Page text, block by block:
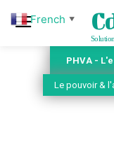
PHVA -
Le pouvoir &
French ▼